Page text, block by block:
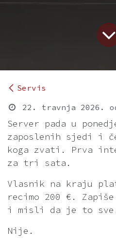
Servis
22. travnja 2026.
Server pada u
zaposlenih sjedi i
koga zvati. Prva
za tri sata.
Vlasnik na kraju
recimo 200 €.
i misli da je to
Nije.